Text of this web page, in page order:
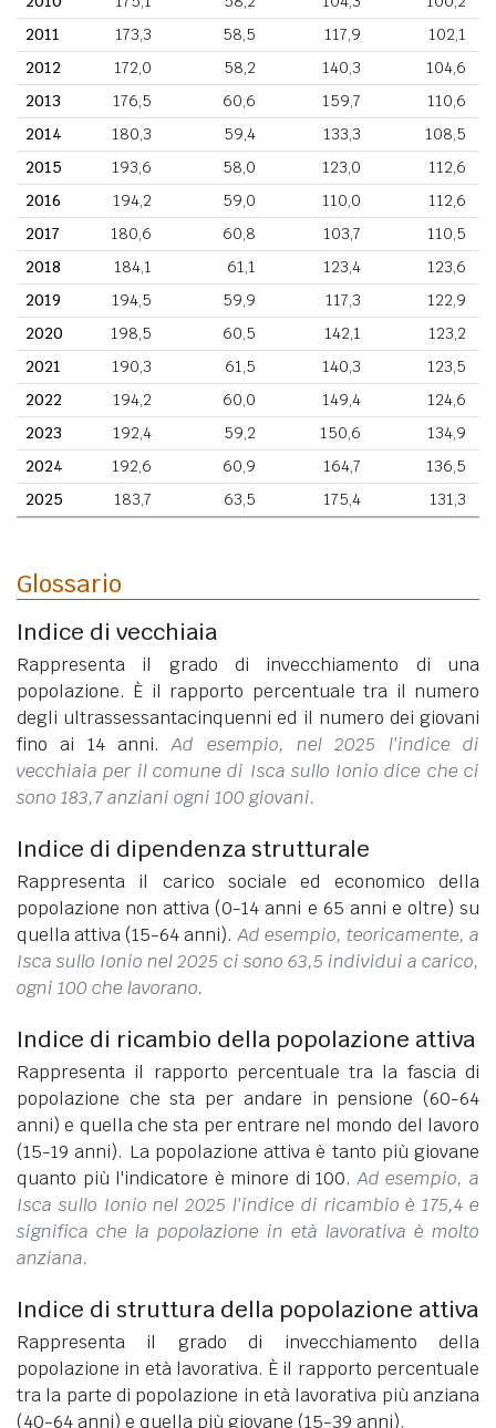
2011
173,3 58,5 117,9
102,1
2012
172,0 58,2 140,3
104,6
2013
176,5 60,6 159,7
110,6
2014
180,3 59,4 133,3
108,5
2015
193,6 58,0 123,0
112,6
2016
194,2 59,0 110,0
112,6
2017
180,6 60,8 103,7
110,5
2018
184,1 61,1 123,4
123,6
2019
194,5 59,9 117,3
122,9
2020
198,5 60,5 142,1
123,2
2021
190,3 61,5 140,3
123,5
2022
194,2 60,0 149,4
124,6
2023
192,4 59,2 150,6
134,9
2024
192,6 60,9 164,7
136,5
2025
183,7 63,5 175,4 131,3
Glossario
Indice di vecchiaia
Rappresenta il grado di invecchiamento di una
popolazione. È il rapporto percentuale tra il numero
degli ultrassessantacinquenni ed il numero dei giovani
fino ai 14 anni.Ad esempio, nel 2025 l'indice di
vecchiaia per il comune di Isca sullo Ionio dice che ci
sono 183,7 anziani ogni 100 giovani.
Indice di dipendenza strutturale
Rappresenta il carico sociale ed economico della
popolazione non attiva (0-14 anni e 65 anni e oltre) su
quella attiva (15-64 anni).Ad esempio, teoricamente, a
Isca sullo Ionio nel 2025 ci sono 63,5 individui a carico,
ogni 100 che lavorano.
Indice di ricambio della popolazione attiva
Rappresenta il rapporto percentuale tra la fascia di
popolazione che sta per andare in pensione (60-64
anni) e quella che sta per entrare nel mondo del lavoro
(15-19 anni). La popolazione attiva è tanto più giovane
quanto più l'indicatore è minore di 100.Ad esempio, a
Isca sullo Ionio nel 2025 l'indice di ricambio è 175,4 e
significa che la popolazione in età lavorativa è molto
anziana.
Indice di struttura della popolazione attiva
Rappresenta il grado di invecchiamento della
popolazione in età lavorativa. È il rapporto percentuale
tra la parte di popolazione in età lavorativa più anziana
(40-64 anni) e quella più giovane (15-39 anni).